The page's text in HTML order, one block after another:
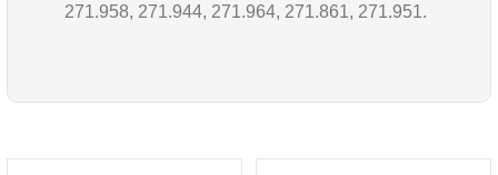
271.958, 271.944, 271.964, 271.861, 271.951.
Görüş ve önerileriniz için teşekkür ederiz.